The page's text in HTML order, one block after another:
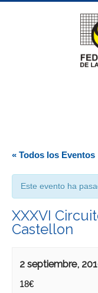
« Todos los Eventos
Este evento ha
XXXVI
Castellon
2 septiembre,
18€